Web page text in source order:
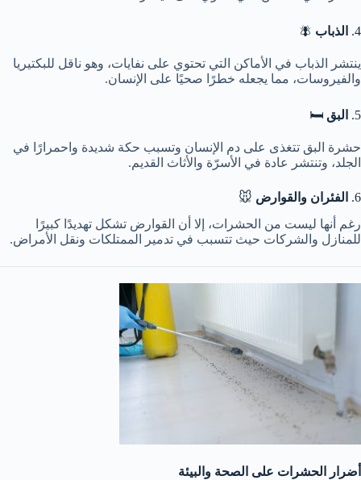
4. الذباب
ينتشر الذباب في الأماكن التي تحتوي على نفايات، وهو ناقل للبكتيريا
والفيروسات، مما يجعله خطرًا صحيًا على الإنسان.
5. البق 🛏️
حشرة البق تتغذى على دم الإنسان وتسبب حكة شديدة واحمرارًا في
الجلد، وتنتشر عادة في الأسرّة والأثاث القديم.
6. الفئران والقوارض 🐭
رغم أنها ليست من الحشرات، إلا أن القوارض تشكل تهديدًا كبيرًا
للمنازل والشركات حيث تتسبب في تدمير الممتلكات ونقل الأمراض.
أضرار الحشرات على الصحة والبيئة